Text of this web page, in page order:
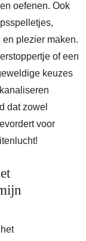
oefenen. Ook
plezier maken.
of een
keuzes
dat zowel
voor